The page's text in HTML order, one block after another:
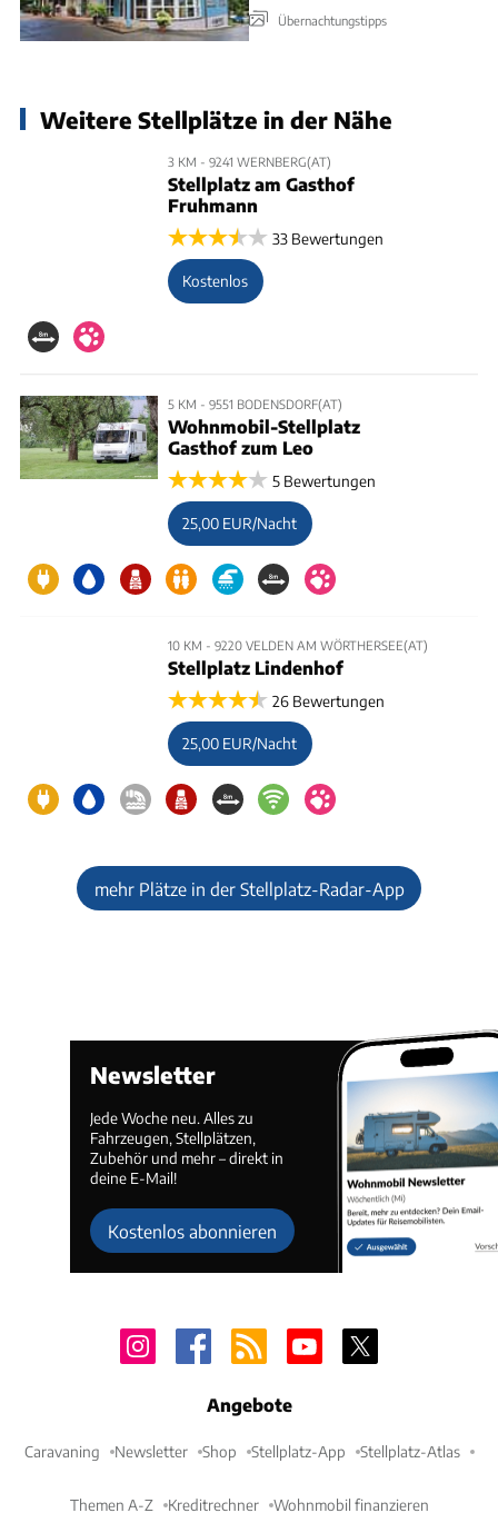
Übernachtungstipps
Weitere Stellplätze in der Nähe
3 KM - 9241 WERNBERG(AT)
Stellplatz am Gasthof
Fruhmann
33 Bewertungen
Kostenlos
5 KM - 9551 BODENSDORF(AT)
Wohnmobil-Stellplatz
Gasthof zum Leo
5 Bewertungen
25,00 EUR/Nacht
10 KM - 9220 VELDEN AM WÖRTHERSEE(AT)
Stellplatz Lindenhof
26 Bewertungen
25,00 EUR/Nacht
mehr Plätze in der Stellplatz-Radar-App
Newsletter
Jede Woche neu. Alles zu
Fahrzeugen, Stellplätzen,
Zubehör und mehr – direkt in
deine E-Mail!
Kostenlos abonnieren
Angebote
Caravaning Newsletter Shop Stellplatz-App Stellplatz-Atlas
Themen A-Z Kreditrechner Wohnmobil finanzieren